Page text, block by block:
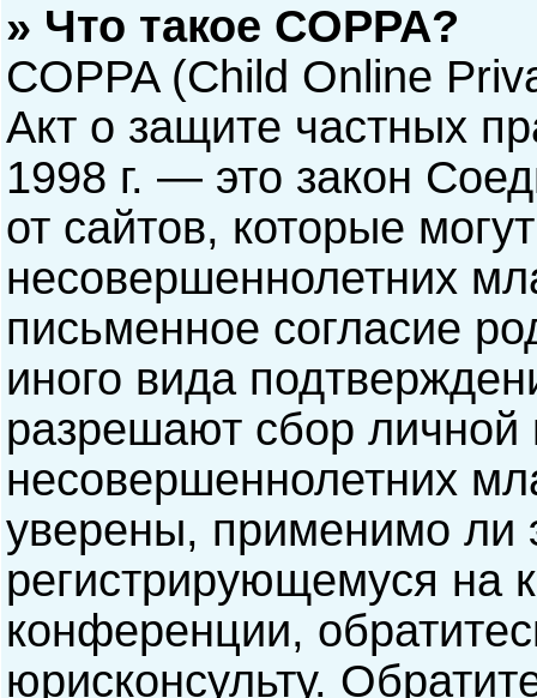
» Что такое COPPA?
COPPA (Child Online
Акт о защите частных
1998 г. — это закон
от сайтов, которые
несовершеннолетних
письменное согласие
иного вида
разрешают сбор
несовершеннолетних
уверены, применимо ли
регистрирующемуся на
конференции,
юрисконсульту.